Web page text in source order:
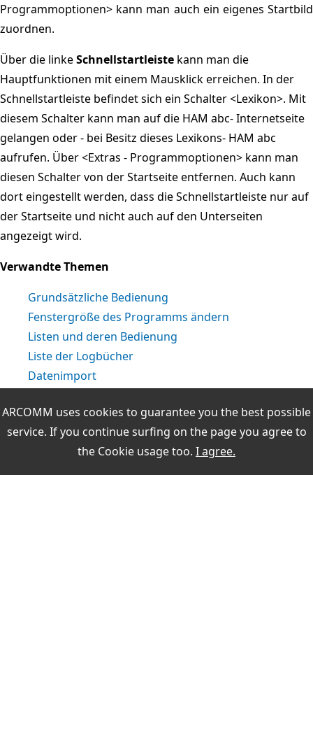
ARCOMM uses cookies to guarantee you the best possible
service. If you continue surfing on the page you agree to
the Cookie usagetoo. I agree.
Programmoptionen> kann man auch ein eigenes Startbild
zuordnen.
Über die linkeSchnellstartleiste kann man die
Hauptfunktionen mit einem Mausklick erreichen. In der
Schnellstartleiste befindet sich ein Schalter <Lexikon>. Mit
diesem Schalter kann man auf die HAM abc- Internetseite
gelangen oder - bei Besitz dieses Lexikons- HAM abc
aufrufen. Über <Extras - Programmoptionen> kann man
diesen Schalter von der Startseite entfernen. Auch kann
dort eingestellt werden, dass die Schnellstartleiste nur auf
der Startseite und nicht auch auf den Unterseiten
angezeigt wird.
Verwandte Themen
Grundsätzliche Bedienung
Fenstergröße des Programms ändern
Listen und deren Bedienung
Liste der Logbücher
Datenimport
Logbuchauswertungen
Datenbearbeitung